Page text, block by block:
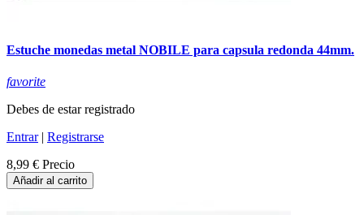
Estuche monedas metal NOBILE para capsula redonda 44mm.
favorite
Debes de estar registrado
Entrar| Registrarse
8,99 € Precio
Añadir al carrito